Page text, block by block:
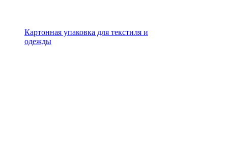
Картонная упаковка для текстиля и
одежды